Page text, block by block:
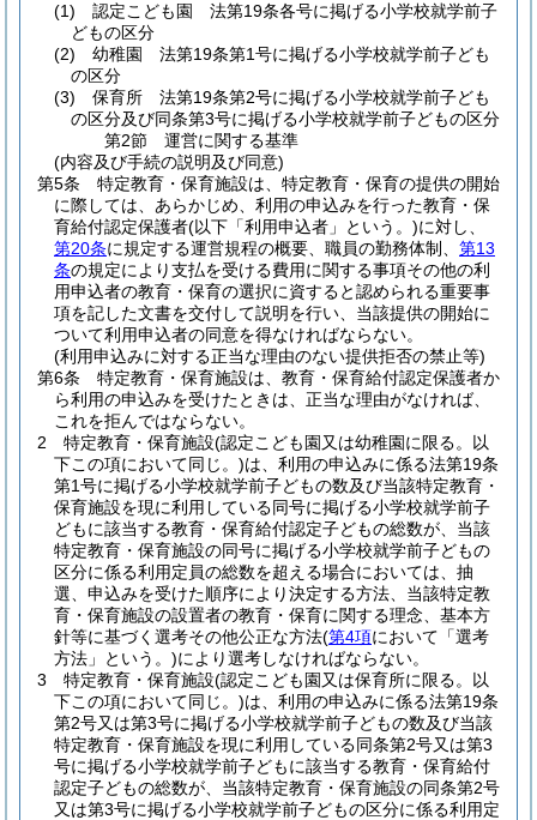
(1)
認定こども園 法第19条各号に掲げる小学校就学前子
どもの区分
(2)
幼稚園 法第19条第1号に掲げる小学校就学前子ども
の区分
(3)
保育所 法第19条第2号に掲げる小学校就学前子ども
の区分及び同条第3号に掲げる小学校就学前子どもの区分
第2節
運営に関する基準
(内容及び手続の説明及び同意)
第5条
特定教育・保育施設は、特定教育・保育の提供の開始
に際しては、あらかじめ、利用の申込みを行った教育・保
育給付認定保護者(以下「利用申込者」という。)に対し、
第20条に規定する運営規程の概要、職員の勤務体制、 第13
条の規定により支払を受ける費用に関する事項その他の利
用申込者の教育・保育の選択に資すると認められる重要事
項を記した文書を交付して説明を行い、当該提供の開始に
ついて利用申込者の同意を得なければならない。
(利用申込みに対する正当な理由のない提供拒否の禁止等)
第6条
特定教育・保育施設は、教育・保育給付認定保護者か
ら利用の申込みを受けたときは、正当な理由がなければ、
これを拒んではならない。
2
特定教育・保育施設(認定こども園又は幼稚園に限る。以
下この項において同じ。)は、利用の申込みに係る法第19条
第1号に掲げる小学校就学前子どもの数及び当該特定教育・
保育施設を現に利用している同号に掲げる小学校就学前子
どもに該当する教育・保育給付認定子どもの総数が、当該
特定教育・保育施設の同号に掲げる小学校就学前子どもの
区分に係る利用定員の総数を超える場合においては、抽
選、申込みを受けた順序により決定する方法、当該特定教
育・保育施設の設置者の教育・保育に関する理念、基本方
針等に基づく選考その他公正な方法(第4項において「選考
方法」という。)により選考しなければならない。
3
特定教育・保育施設(認定こども園又は保育所に限る。以
下この項において同じ。)は、利用の申込みに係る法第19条
第2号又は第3号に掲げる小学校就学前子どもの数及び当該
特定教育・保育施設を現に利用している同条第2号又は第3
号に掲げる小学校就学前子どもに該当する教育・保育給付
認定子どもの総数が、当該特定教育・保育施設の同条第2号
又は第3号に掲げる小学校就学前子どもの区分に係る利用定